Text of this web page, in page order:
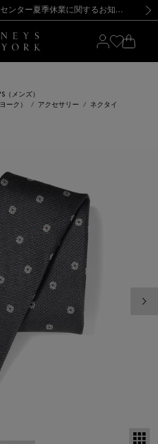
新規登録のお客様も対象！＜MY BARNEYS＞会員のお客様は11,000円（税込）以上のお買上げで常時送料無料！お買い物の際は会員登録を！
止のお知らせ】(2026.8.7) 【オンラインストア カスタマーセンター夏季休業に関するお知らせ】（2026.8.7）
【夏季休業に伴う返品・交換承り一時停止のお知らせ】（2026.8.5）
によるお荷物のお届けについて
のご案内・ご注意事項 新規登録のお客様も対象！＜MY BARNEYS＞会員のお客様は11,000円（税込）以上のお買上げで常時送料無料！お買い物の際は会員登録を！
止のお知らせ】(2026.8.7)
（メンズ）
ーク）
アクセサリー
ネクタイ